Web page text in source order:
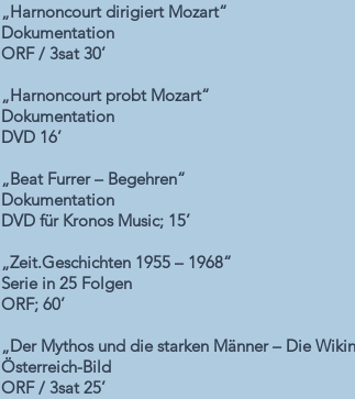
„Harnoncourt dirigiert Mozart“
Dokumentation
ORF / 3sat 30’
„Harnoncourt probt Mozart“
Dokumentation
DVD 16’
„Beat Furrer – Begehren“
Dokumentation
DVD für Kronos Music; 15’
„Zeit.Geschichten 1955 – 1968“
Serie in 25 Folgen
ORF; 60’
„Der Mythos und die starken Männer – Die
Österreich-Bild
ORF / 3sat 25’